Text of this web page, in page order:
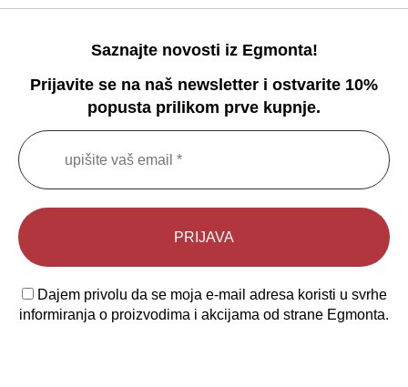
Saznajte novosti iz Egmonta!
Prijavite se na naš newsletter i ostvarite 10%
popusta prilikom prve kupnje.
Dajem privolu da se moja e-mail adresa koristi u svrhe
informiranja o proizvodima i akcijama od strane Egmonta.